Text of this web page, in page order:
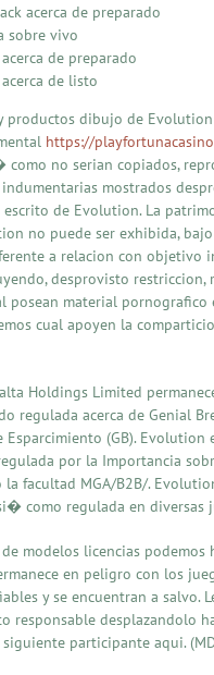
acerca de preparado
sobre vivo
de preparado
de listo
productos dibujo de
https://
como no serian copiados,
mostrados
de Evolution. La
no puede ser exhibida,
a relacion con objetivo
desprovisto restriccion,
posean material pornografico
cual apoyen la
Holdings Limited
regulada acerca de Genial
Esparcimiento (GB). Evolution
por la Importancia
la facultad MGA/B2B/.
como regulada en diversas
modelos licencias podemos
en peligro con los
y se encuentran a salvo.
responsable desplazandolo
participante aqui.